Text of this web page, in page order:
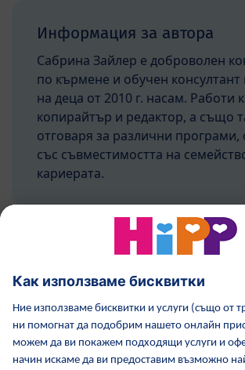
Информация за автора
Сабрина Зайлер е доброволен
по кърмене и обучен консултант
на деца от 2010 г. насам. Работи
копирайтър и редактор, а също
отговаря за различни програми,
със съвместимостта на
кариерата.